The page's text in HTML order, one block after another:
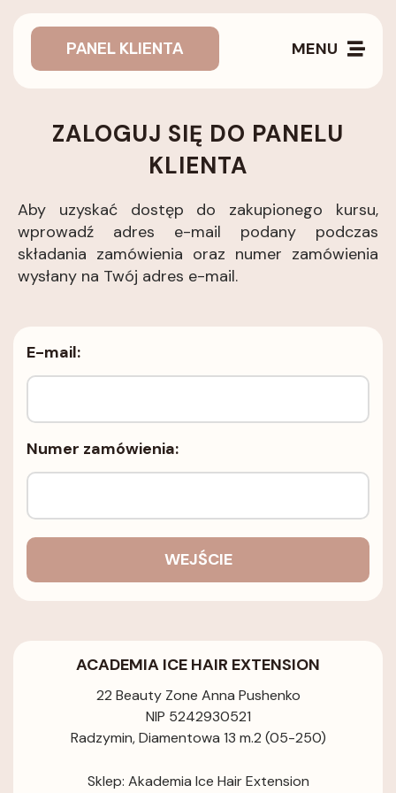
MENU
PANEL KLIENTA
ZALOGUJ SIĘ DO PANELU
KLIENTA
Aby uzyskać dostęp do zakupionego kursu,
wprowadź adres e-mail podany podczas
składania zamówienia oraz numer zamówienia
wysłany na Twój adres e-mail.
E-mail:
Numer zamówienia:
WEJŚCIE
ACADEMIA ICE HAIR EXTENSION
22 Beauty Zone Anna Pushenko
NIP 5242930521
Radzymin, Diamentowa 13 m.2 (05-250)
Sklep: Akademia Ice Hair Extension